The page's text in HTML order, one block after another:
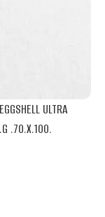
ULTRA
.70.X.100.